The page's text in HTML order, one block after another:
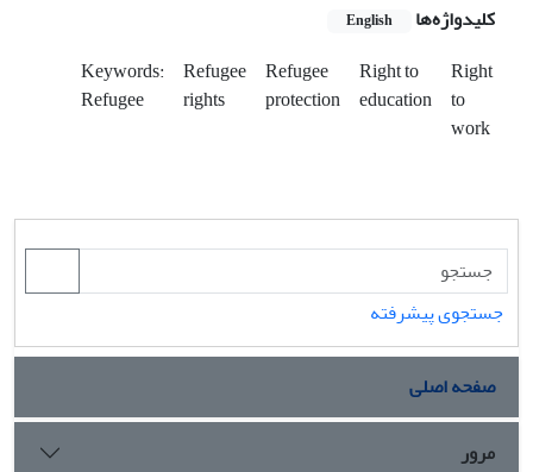
کلیدواژه‌ها English
Keywords:
Refugee
Refugee
rights
Refugee
protection
Right to
education
Right
to
work
جستجوی پیشرفته
صفحه اصلی
مرور